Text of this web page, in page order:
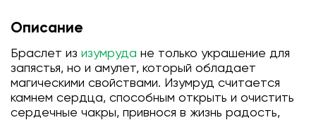
Описание
Браслет из изумруда не только украшение для
запястья, но и амулет, который обладает
магическими свойствами. Изумруд считается
камнем сердца, способным открыть и очистить
сердечные чакры, привнося в жизнь радость,